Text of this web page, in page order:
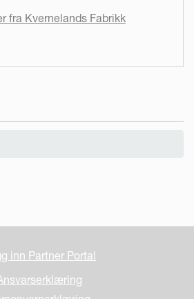
fra Kvernelands Fabrikk
inn Partner Portal